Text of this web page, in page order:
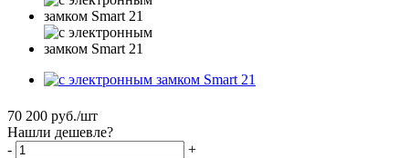
70 200 руб./шт
Нашли дешевле?
-
+